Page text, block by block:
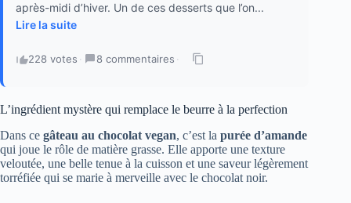
après-midi d’hiver. Un de ces desserts que l’on...
Lire la suite
228 votes · 8 commentaires ·
L’ingrédient mystère qui remplace le beurre à la perfection
Dans ce gâteau au chocolat vegan, c’est la purée d’amande
qui joue le rôle de matière grasse. Elle apporte une texture
veloutée, une belle tenue à la cuisson et une saveur légèrement
torréfiée qui se marie à merveille avec le chocolat noir.